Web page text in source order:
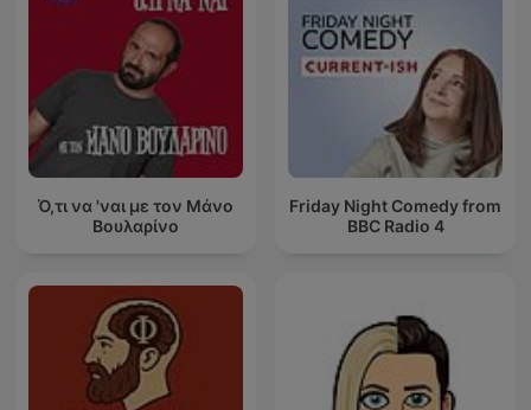
Ό,τι να 'ναι με τον Μάνο
Βουλαρίνο
Friday Night Comedy from
BBC Radio 4